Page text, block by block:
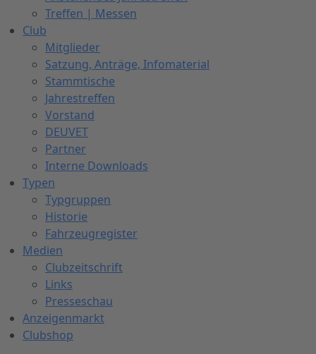
Treffen | Messen
Club
Mitglieder
Satzung, Anträge, Infomaterial
Stammtische
Jahrestreffen
Vorstand
DEUVET
Partner
Interne Downloads
Typen
Typgruppen
Historie
Fahrzeugregister
Medien
Clubzeitschrift
Links
Presseschau
Anzeigenmarkt
Clubshop